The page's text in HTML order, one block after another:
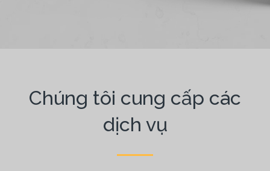
Chúng tôi cung cấp các
dịch vụ